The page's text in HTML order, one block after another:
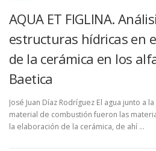
AQUA ET FIGLINA.
estructuras hídricas en
de la cerámica en los
Baetica
José Juan Díaz Rodríguez El agua junto a
material de combustión fueron las
la elaboración de la cerámica, de ahí …